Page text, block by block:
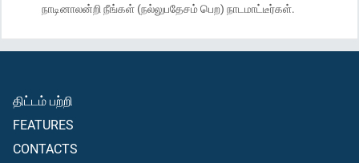
நாடினாலன்றி நீங்கள் (நல்லுபதேசம் பெற) நாடமாட்டீர்கள்.
திட்டம் பற்றி
FEATURES
CONTACTS